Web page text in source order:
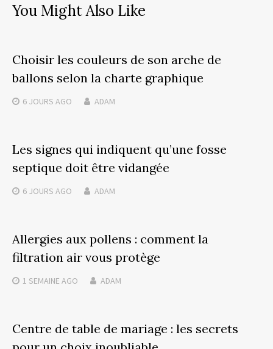
You Might Also Like
Choisir les couleurs de son arche de
ballons selon la charte graphique
6 JOURS AGO ADAM
Les signes qui indiquent qu’une fosse
septique doit être vidangée
6 JOURS AGO ADAM
Allergies aux pollens : comment la
filtration air vous protège
1 SEMAINE AGO ADAM
Centre de table de mariage : les secrets